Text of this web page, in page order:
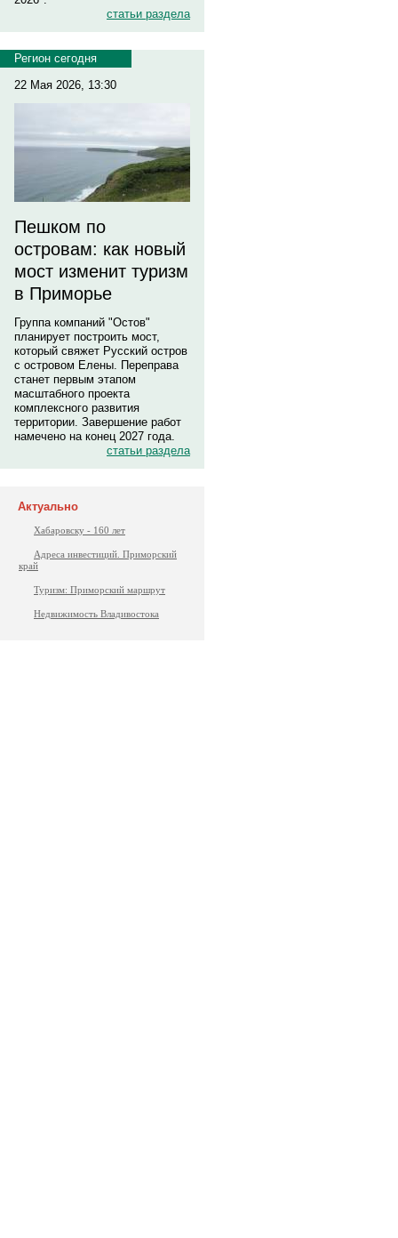
статьи раздела
Регион сегодня
22 Мая 2026, 13:30
Пешком по
островам: как новый
мост изменит туризм
в Приморье
Группа компаний "Остов"
планирует построить мост,
который свяжет Русский остров
с островом Елены. Переправа
станет первым этапом
масштабного проекта
комплексного развития
территории. Завершение работ
намечено на конец 2027 года.
статьи раздела
Актуально
Хабаровску - 160 лет
Адреса инвестиций. Приморский
край
Туризм: Приморский маршрут
Недвижимость Владивостока